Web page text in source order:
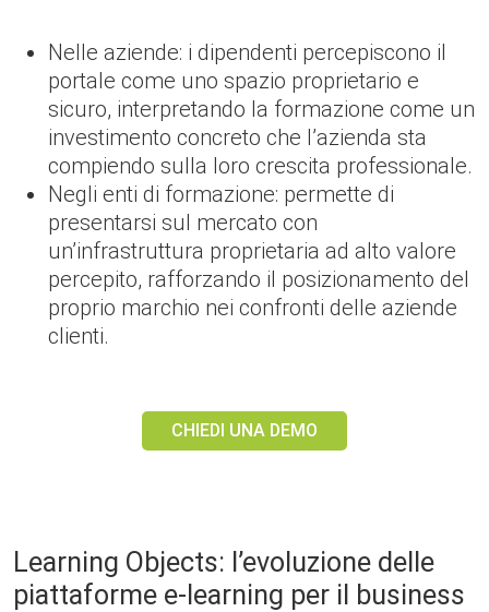
Nelle aziende: i dipendenti percepiscono il
portale come uno spazio proprietario e
sicuro, interpretando la formazione come un
investimento concreto che l’azienda sta
compiendo sulla loro crescita professionale.
Negli enti di formazione: permette di
presentarsi sul mercato con
un’infrastruttura proprietaria ad alto valore
percepito, rafforzando il posizionamento del
proprio marchio nei confronti delle aziende
clienti.
CHIEDI UNA DEMO
Learning Objects: l’evoluzione delle
piattaforme e-learning per il business